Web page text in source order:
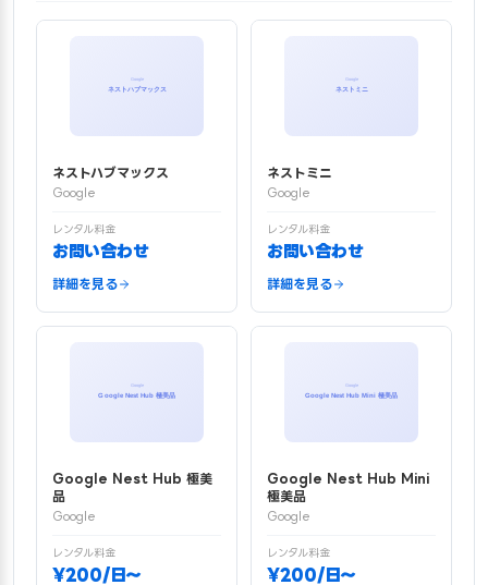
ネストハブマックス
Google
レンタル料金
お問い合わせ
詳細を見る
ネストミニ
Google
レンタル料金
お問い合わせ
詳細を見る
Google Nest Hub 極美
品
Google
レンタル料金
¥200/日〜
Google Nest Hub Mini
極美品
Google
レンタル料金
¥200/日〜